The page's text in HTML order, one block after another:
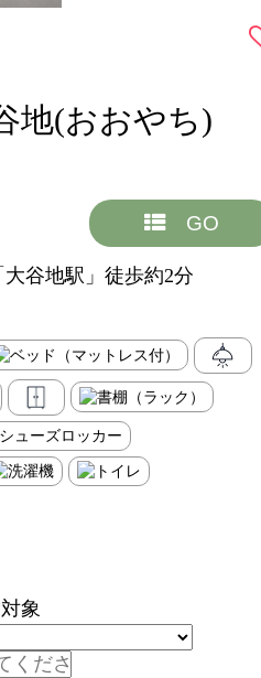
地(おおやち)
GO
谷地駅」徒歩約2分
象